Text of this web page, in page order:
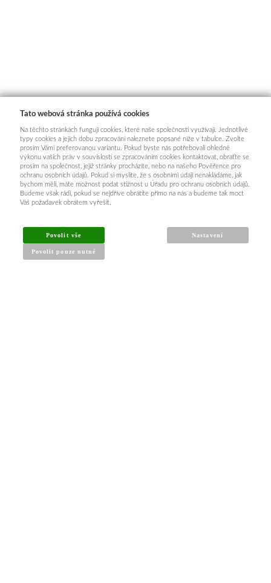
Tato webová stránka používá cookies
Na těchto stránkách fungují cookies, které naše společnosti využívají. Jednotlivé
typy cookies a jejich dobu zpracování naleznete popsané níže v tabulce. Zvolte
prosím Vámi preferovanou variantu. Pokud byste nás potřebovali ohledně
výkonu vašich práv v souvislosti se zpracováním cookies kontaktovat, obraťte se
prosím na společnost, jejíž stránky procházíte, nebo na našeho Pověřence pro
ochranu osobních údajů. Pokud si myslíte, že s osobními údaji nenakládáme, jak
bychom měli, máte možnost podat stížnost u Úřadu pro ochranu osobních údajů.
Budeme však rádi, pokud se nejdříve obrátíte přímo na nás a budeme tak moct
Váš požadavek obratem vyřešit.
Povolit vše
Povolit pouze nutné
Nastavení